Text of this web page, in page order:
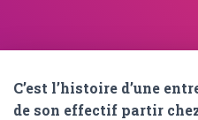
C’est l’histoire d’une
de son effectif partir